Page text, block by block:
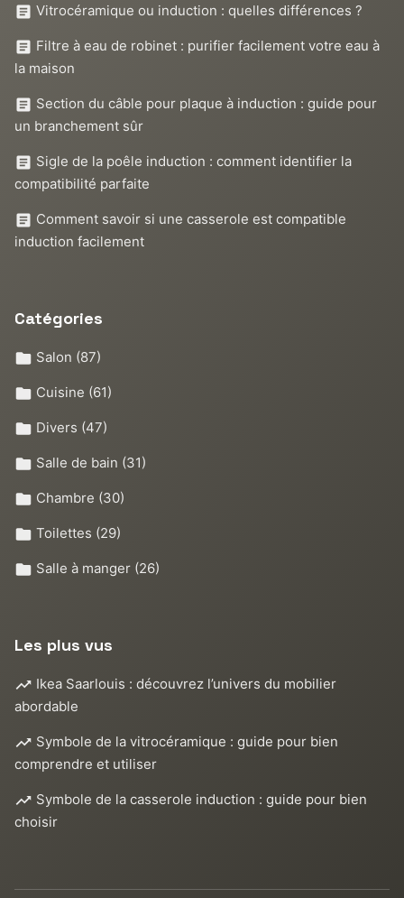
Vitrocéramique ou induction : quelles différences ?
Filtre à eau de robinet : purifier facilement votre eau à
la maison
Section du câble pour plaque à induction : guide pour
un branchement sûr
Sigle de la poêle induction : comment identifier la
compatibilité parfaite
Comment savoir si une casserole est compatible
induction facilement
Catégories
Salon (87)
Cuisine (61)
Divers (47)
Salle de bain (31)
Chambre (30)
Toilettes (29)
Salle à manger (26)
Les plus vus
Ikea Saarlouis : découvrez l’univers du mobilier
abordable
Symbole de la vitrocéramique : guide pour bien
comprendre et utiliser
Symbole de la casserole induction : guide pour bien
choisir